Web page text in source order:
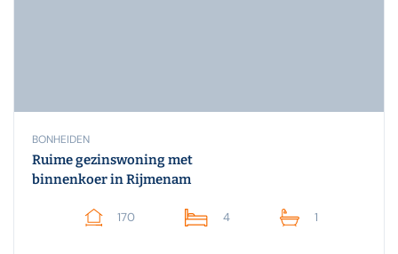
BONHEIDEN
Ruime gezinswoning met
binnenkoer in Rijmenam
170 4 1